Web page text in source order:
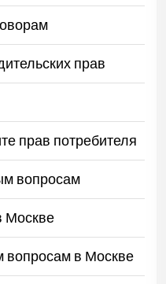
прав
прав потребителя
вопросам
Москве
вопросам в Москве